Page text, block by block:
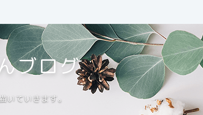
ブログ
いていきます。